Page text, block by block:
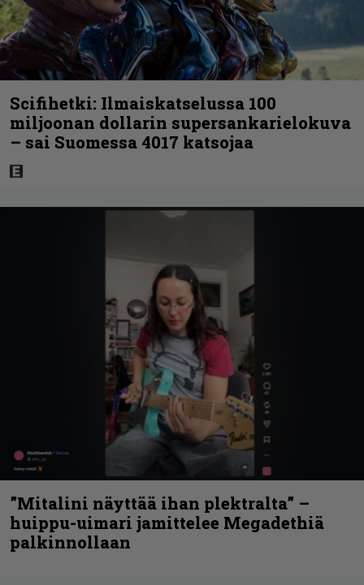
Scifihetki: Ilmaiskatselussa 100
miljoonan dollarin supersankarielokuva
– sai Suomessa 4017 katsojaa
”Mitalini näyttää ihan plektralta” –
huippu-uimari jamittelee Megadethiä
palkinnollaan